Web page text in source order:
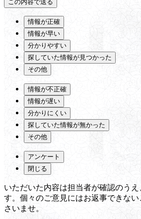
情報が正確
情報が早い
分かりやすい
探していた情報が見つかった
その他
情報が不正確
情報が遅い
分かりにくい
探していた情報が無かった
その他
アンケート
閉じる
いただいた内容は担当者が確認のうえ
す。個々のご意見にはお返事できな
さいませ。